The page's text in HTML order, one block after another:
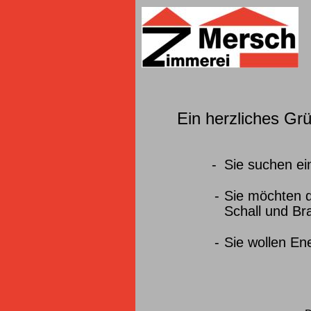
- Sie suchen
- Sie möchten
Schall und
- Sie wollen
Ein herzliches